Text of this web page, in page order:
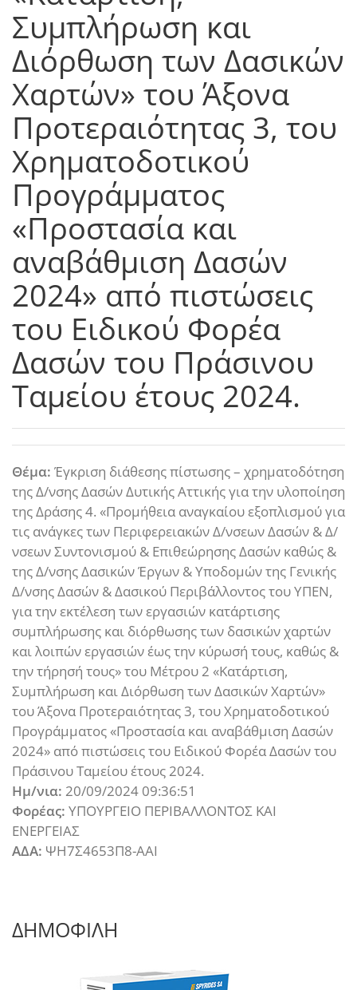
Συμπλήρωση και
Διόρθωση των Δασικών
Χαρτών» του Άξονα
Προτεραιότητας 3, του
Χρηματοδοτικού
Προγράμματος
«Προστασία και
αναβάθμιση Δασών
2024» από πιστώσεις
του Ειδικού Φορέα
Δασών του Πράσινου
Ταμείου έτους 2024.
Θέμα: Έγκριση διάθεσης πίστωσης – χρηματοδότηση
της Δ/νσης Δασών Δυτικής Αττικής για την υλοποίηση
της Δράσης 4. «Προμήθεια αναγκαίου εξοπλισμού για
τις ανάγκες των Περιφερειακών Δ/νσεων Δασών & Δ/
νσεων Συντονισμού & Επιθεώρησης Δασών καθώς &
της Δ/νσης Δασικών Έργων & Υποδομών της Γενικής
Δ/νσης Δασών & Δασικού Περιβάλλοντος του ΥΠΕΝ,
για την εκτέλεση των εργασιών κατάρτισης
συμπλήρωσης και διόρθωσης των δασικών χαρτών
και λοιπών εργασιών έως την κύρωσή τους, καθώς &
την τήρησή τους» του Μέτρου 2 «Κατάρτιση,
Συμπλήρωση και Διόρθωση των Δασικών Χαρτών»
του Άξονα Προτεραιότητας 3, του Χρηματοδοτικού
Προγράμματος «Προστασία και αναβάθμιση Δασών
2024» από πιστώσεις του Ειδικού Φορέα Δασών του
Πράσινου Ταμείου έτους 2024.
Ημ/νια: 20/09/2024 09:36:51
Φορέας: ΥΠΟΥΡΓΕΙΟ ΠΕΡΙΒΑΛΛΟΝΤΟΣ ΚΑΙ
ΕΝΕΡΓΕΙΑΣ
ΑΔΑ: ΨΗ7Σ4653Π8-ΑΑΙ
ΔΗΜΟΦΙΛΗ